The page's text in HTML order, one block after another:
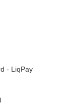
- LiqPay